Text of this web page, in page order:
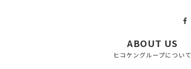
ABOUT US
ヒコケングループについて